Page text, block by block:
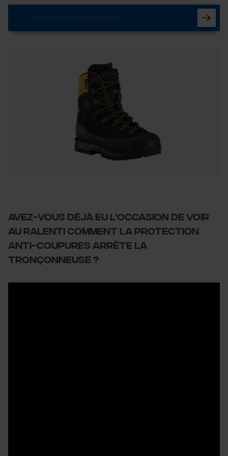
AVEZ-VOUS DÉJÀ EU L'OCCASION DE VOIR
AU RALENTI COMMENT LA PROTECTION
ANTI-COUPURES ARRÊTE LA
TRONÇONNEUSE ?
ID de session
Econda Tag Manager
Cookies statistiques
Cookies de performance et de
fonctionnalité